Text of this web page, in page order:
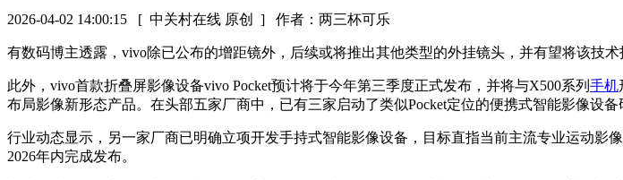
2026-04-02 14:00:15 [ 中关村在线 原创 ] 作者：两三杯可乐
有数码博主透露，vivo除已公布的增距镜外，后续或将推出其他类型的外挂镜头，并有望将该技
此外，vivo首款折叠屏影像设备vivo Pocket预计将于今年第三季度正式发布，并将与X500系列 手机
布局影像新形态产品。在头部五家厂商中，已有三家启动了类似Pocket定位的便携式智能影像设备
行业动态显示，另一家厂商已明确立项开发手持式智能影像设备，目标直指当前主流专业运动
2026年内完成发布。